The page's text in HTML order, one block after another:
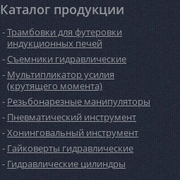
Каталог продукции
Трамбовки для футеровки
индукционных печей
Съемники гидравлические
Мультипликатор усилия
(крутящего момента)
Резьбонарезные манипуляторы
Пневматический инструмент
Хонинговальный инструмент
Гайковерты гидравлические
Гидравлические цилиндры